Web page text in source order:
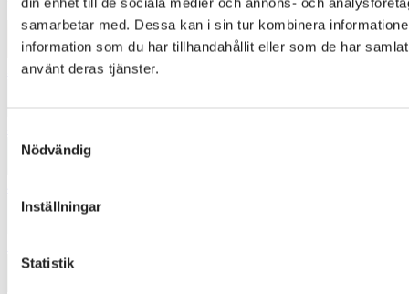
samarbetar med. Dessa kan i sin tur kombinera
information som du har tillhandahållit eller som de har
använt deras tjänster.
Nödvändig
Inställningar
Statistik
3020